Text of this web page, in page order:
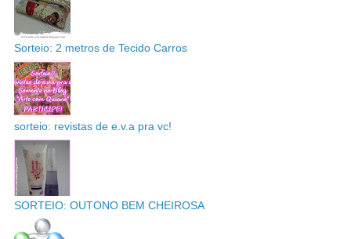
Sorteio: 2 metros de Tecido Carros
sorteio: revistas de e.v.a pra vc!
SORTEIO: OUTONO BEM CHEIROSA